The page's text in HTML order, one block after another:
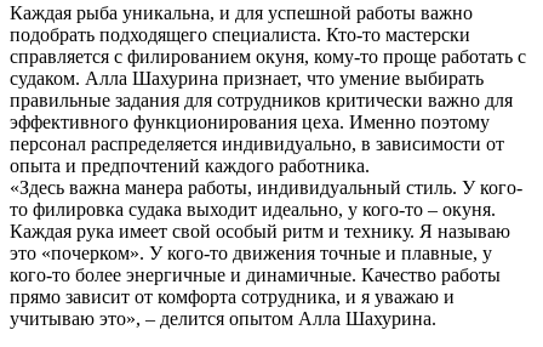
Каждая рыба уникальна, и для успешной работы важно
подобрать подходящего специалиста. Кто-то мастерски
справляется с филированием окуня, кому-то проще работать с
судаком. Алла Шахурина признает, что умение выбирать
правильные задания для сотрудников критически важно для
эффективного функционирования цеха. Именно поэтому
персонал распределяется индивидуально, в зависимости от
опыта и предпочтений каждого работника.
«Здесь важна манера работы, индивидуальный стиль. У кого-
то филировка судака выходит идеально, у кого-то – окуня.
Каждая рука имеет свой особый ритм и технику. Я называю
это «почерком». У кого-то движения точные и плавные, у
кого-то более энергичные и динамичные. Качество работы
прямо зависит от комфорта сотрудника, и я уважаю и
учитываю это», – делится опытом Алла Шахурина.